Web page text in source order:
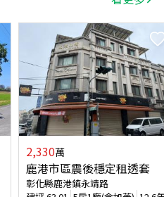
2,330萬
鹿港市區震後穩定租透套
彰化縣鹿港鎮永靖路